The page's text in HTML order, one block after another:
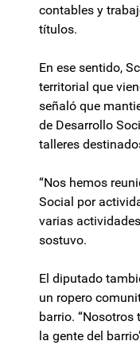
contables y
títulos.
En ese sentido,
territorial que
señaló que
de Desarrollo
talleres
“Nos hemos
Social por
varias
sostuvo.
El diputado
un ropero
barrio.
la gente del